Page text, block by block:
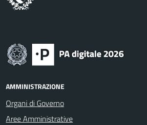
AMMINISTRAZIONE
Organi di Governo
Aree Amministrative